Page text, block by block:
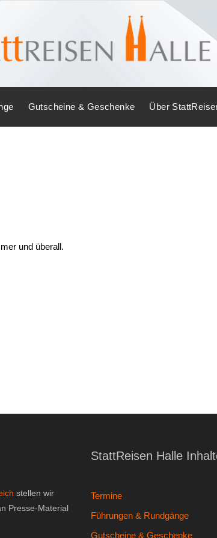
Gutscheine & Geschenke Über
und überall.
stellen wir
Presse-Material
StattReisen Halle
Termine
Führungen & Rundgänge
Gutscheine & Geschenke